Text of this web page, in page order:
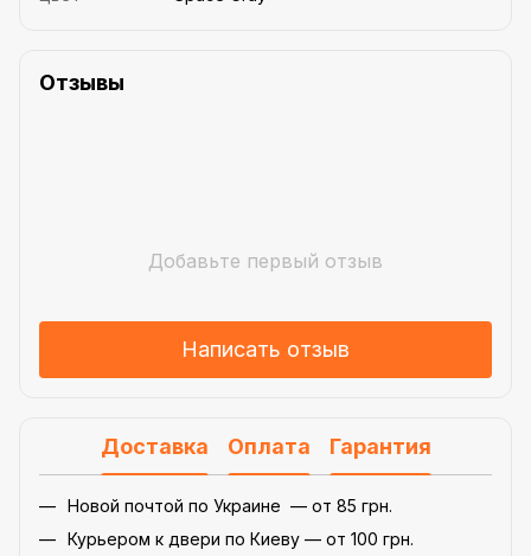
Отзывы
Добавьте первый отзыв
Написать отзыв
Доставка Оплата Гарантия
Новой почтой по Украине — от 85 грн.
Курьером к двери по Киеву — от 100 грн.